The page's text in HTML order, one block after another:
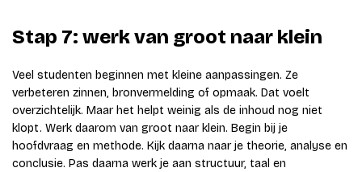
Stap 7: werk van groot naar klein
Veel studenten beginnen met kleine aanpassingen. Ze
verbeteren zinnen, bronvermelding of opmaak. Dat voelt
overzichtelijk. Maar het helpt weinig als de inhoud nog niet
klopt. Werk daarom van groot naar klein. Begin bij je
hoofdvraag en methode. Kijk daarna naar je theorie, analyse en
conclusie. Pas daarna werk je aan structuur, taal en